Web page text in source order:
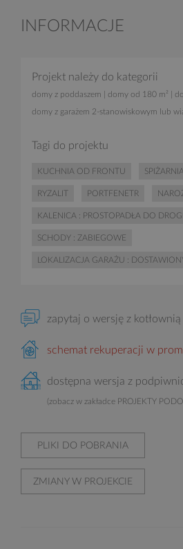
INFORMACJE
Projekt należy do kategorii
domy z poddaszem domy od 180 m²
domy z garażem 2-stanowiskowym lub
Tagi do projektu
KUCHNIA OD FRONTU
RYZALIT PORTFENETR
KALENICA : PROSTOPADŁA DO DROGI
SCHODY : ZABIEGOWE
LOKALIZACJA GARAŻU :
zapytaj o wersję z
schemat rekuperacji w
dostępna wersja z
(zobacz w zakładce PROJEKTY
PLIKI DO POBRANIA
ZMIANY W PROJEKCIE